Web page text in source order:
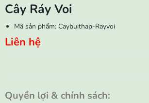
Cây Ráy Voi
Mã sản phẩm: Caybuithap-Rayvoi
Liên hệ
Quyền lợi & chính sách: